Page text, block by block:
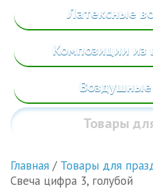
Латексные
Композиции
Товары
Главная / Товары для
Свеча цифра 3, голубой